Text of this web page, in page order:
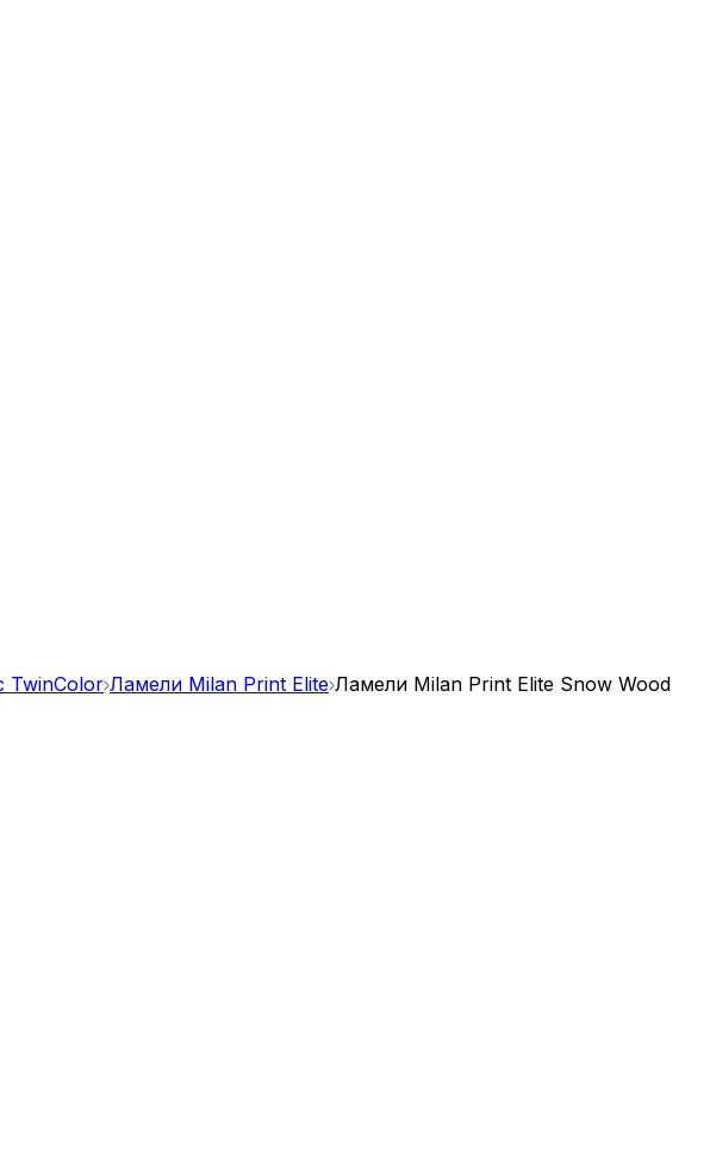
TwinColor Ламели Milan Print Elite Ламели Milan Print Elite Snow Wood